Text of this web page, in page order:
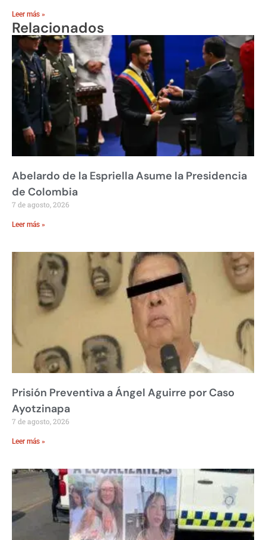
Leer más »
Relacionados
Abelardo de la Espriella Asume la Presidencia
de Colombia
7 de agosto, 2026
Leer más »
Prisión Preventiva a Ángel Aguirre por Caso
Ayotzinapa
7 de agosto, 2026
Leer más »